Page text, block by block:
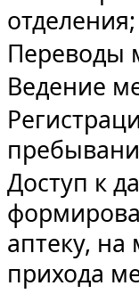
отделения;
Переводы
Ведение
Доступ к
аптеку, на
прихода